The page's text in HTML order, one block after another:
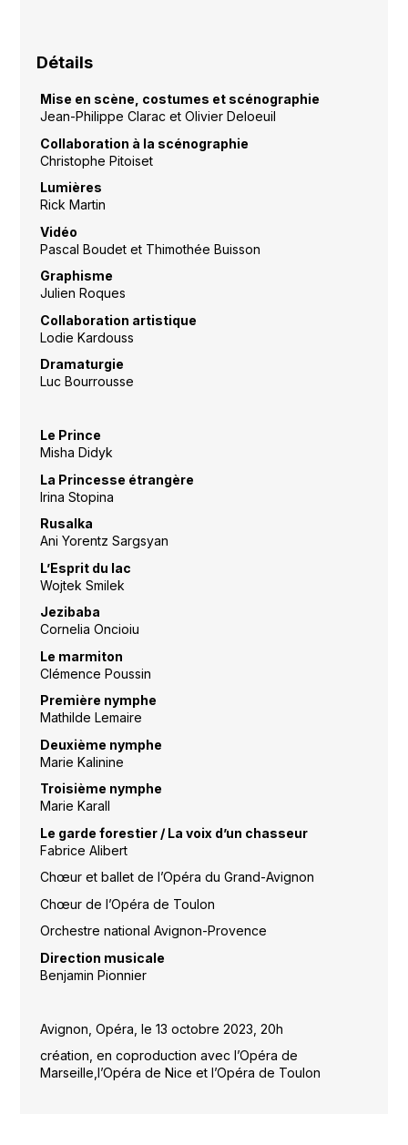
Détails
Mise en scène, costumes et scénographie
Jean-Philippe Clarac et Olivier Deloeuil
Collaboration à la scénographie
Christophe Pitoiset
Lumières
Rick Martin
Vidéo
Pascal Boudet et Thimothée Buisson
Graphisme
Julien Roques
Collaboration artistique
Lodie Kardouss
Dramaturgie
Luc Bourrousse
Le Prince
Misha Didyk
La Princesse étrangère
Irina Stopina
Rusalka
Ani Yorentz Sargsyan
L’Esprit du lac
Wojtek Smilek
Jezibaba
Cornelia Oncioiu
Le marmiton
Clémence Poussin
Première nymphe
Mathilde Lemaire
Deuxième nymphe
Marie Kalinine
Troisième nymphe
Marie Karall
Le garde forestier / La voix d’un chasseur
Fabrice Alibert
Chœur et ballet de l’Opéra du Grand-Avignon
Chœur de l’Opéra de Toulon
Orchestre national Avignon-Provence
Direction musicale
Benjamin Pionnier
Avignon, Opéra, le 13 octobre 2023, 20h
création, en coproduction avec l’Opéra de
Marseille,l’Opéra de Nice et l’Opéra de Toulon